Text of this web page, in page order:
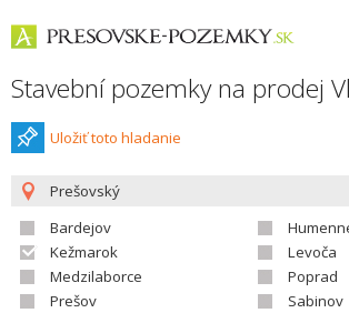
Stavební pozemky na prodej
Uložiť toto hladanie
Prešovský
Bardejov
Kežmarok
Levoča
Medzilaborce
Poprad
Prešov
Sabinov